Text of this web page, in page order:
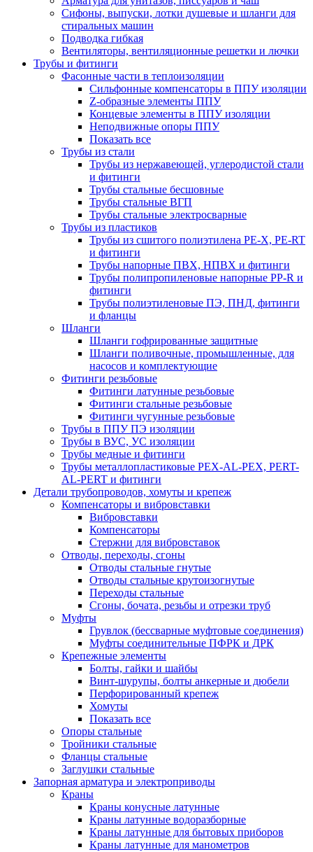
Сифоны, выпуски, лотки душевые и шланги для
стиральных машин
Подводка гибкая
Вентиляторы, вентиляционные решетки и лючки
Трубы и фитинги
Фасонные части в теплоизоляции
Cильфонные компенсаторы в ППУ изоляции
Z-образные элементы ППУ
Концевые элементы в ППУ изоляции
Неподвижные опоры ППУ
Показать все
Трубы из стали
Трубы из нержавеющей, углеродистой стали
и фитинги
Трубы стальные бесшовные
Трубы стальные ВГП
Трубы стальные электросварные
Трубы из пластиков
Трубы из сшитого полиэтилена PE-X, PE-RT
и фитинги
Трубы напорные ПВХ, НПВХ и фитинги
Трубы полипропиленовые напорные PP-R и
фитинги
Трубы полиэтиленовые ПЭ, ПНД, фитинги
и фланцы
Шланги
Шланги гофрированные защитные
Шланги поливочные, промышленные, для
насосов и комплектующие
Фитинги резьбовые
Фитинги латунные резьбовые
Фитинги стальные резьбовые
Фитинги чугунные резьбовые
Трубы в ППУ ПЭ изоляции
Трубы в ВУС, УС изоляции
Трубы медные и фитинги
Трубы металлопластиковые PEX-AL-PEX, PERT-
AL-PERT и фитинги
Детали трубопроводов, хомуты и крепеж
Компенсаторы и вибровставки
Вибровставки
Компенсаторы
Стержни для вибровставок
Отводы, переходы, сгоны
Отводы стальные гнутые
Отводы стальные крутоизогнутые
Переходы стальные
Сгоны, бочата, резьбы и отрезки труб
Муфты
Грувлок (бессварные муфтовые соединения)
Муфты соединительные ПФРК и ДРК
Крепежные элементы
Болты, гайки и шайбы
Винт-шурупы, болты анкерные и дюбели
Перфорированный крепеж
Хомуты
Показать все
Опоры стальные
Тройники стальные
Фланцы стальные
Заглушки стальные
Запорная арматура и электроприводы
Краны
Краны конусные латунные
Краны латунные водоразборные
Краны латунные для бытовых приборов
Краны латунные для манометров